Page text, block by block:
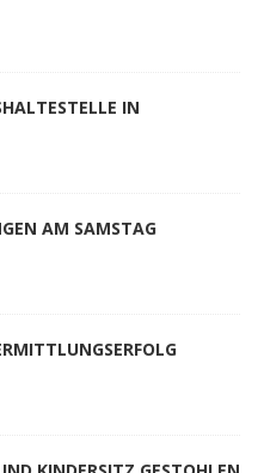
IN
AM SAMSTAG